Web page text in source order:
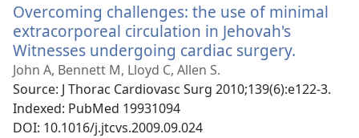
вікні)
Overcoming challenges: the use of minimal
extracorporeal circulation in Jehovah's
Witnesses undergoing cardiac surgery.
новому
John A, Bennett M, Lloyd C, Allen S.
Source‎: J Thorac Cardiovasc Surg 2010;139(6):e122-3.
Indexed‎: PubMed 19931094
DOI‎: 10.1016/j.jtcvs.2009.09.024